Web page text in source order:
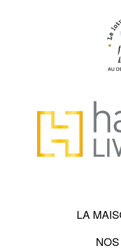
LA